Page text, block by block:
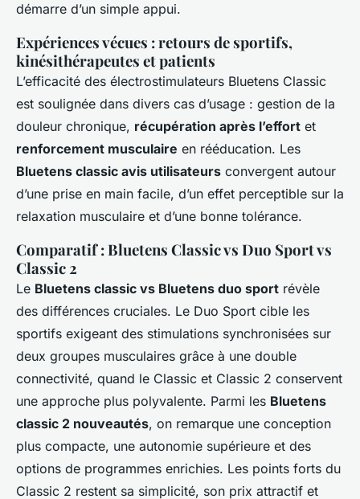
démarre d’un simple appui.
Expériences vécues : retours de sportifs,
kinésithérapeutes et patients
L’efficacité des électrostimulateurs Bluetens Classic
est soulignée dans divers cas d’usage : gestion de la
douleur chronique, récupération après l’effort et
renforcement musculaire en rééducation. Les
Bluetens classic avis utilisateurs convergent autour
d’une prise en main facile, d’un effet perceptible sur la
relaxation musculaire et d’une bonne tolérance.
Comparatif : Bluetens Classic vs Duo Sport vs
Classic 2
Le Bluetens classic vs Bluetens duo sport révèle
des différences cruciales. Le Duo Sport cible les
sportifs exigeant des stimulations synchronisées sur
deux groupes musculaires grâce à une double
connectivité, quand le Classic et Classic 2 conservent
une approche plus polyvalente. Parmi les Bluetens
classic 2 nouveautés, on remarque une conception
plus compacte, une autonomie supérieure et des
options de programmes enrichies. Les points forts du
Classic 2 restent sa simplicité, son prix attractif et